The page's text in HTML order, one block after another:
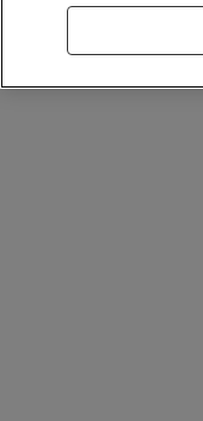
formacjom
Państwa